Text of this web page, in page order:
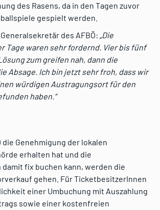
des Rasens, da in den Tagen zuvor
gespielt werden.
Generalsekretär des AFBÖ: „Die
Tage waren sehr fordernd. Vier bis fünf
zum greifen nah, dann die
Absage. Ich bin jetzt sehr froh, dass wir
würdigen Austragungsort für den
haben.“
die Genehmigung der lokalen
erhalten hat und die
fix buchen kann, werden die
gehen. Für TicketbesitzerInnen
einer Umbuchung mit Auszahlung
sowie einer kostenfreien